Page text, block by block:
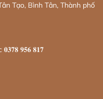
Tạo, Bình Tân, Thành phố
𝟗𝟓𝟔 𝟖𝟏𝟕